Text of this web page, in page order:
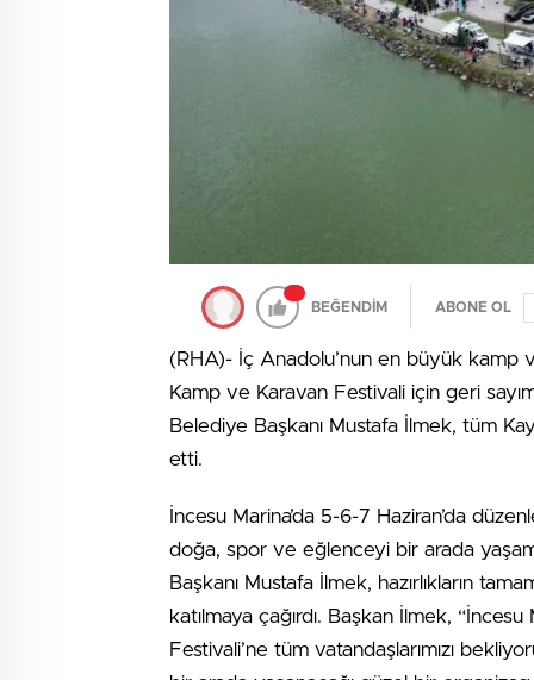
BEĞENDİM ABONE OL
(RHA)- İç Anadolu’nun en büyük kamp
Kamp ve Karavan Festivali için geri
Belediye Başkanı Mustafa İlmek, tüm
etti.
İncesu Marina’da 5-6-7 Haziran’da
doğa, spor ve eğlenceyi bir arada
Başkanı Mustafa İlmek, hazırlıkların
katılmaya çağırdı. Başkan İlmek,
Festivali’ne tüm vatandaşlarımızı